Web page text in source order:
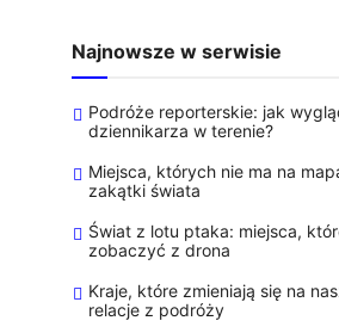
Najnowsze w serwisie
Podróże reporterskie: jak
dziennikarza w terenie?
Miejsca, których nie ma na
zakątki świata
Świat z lotu ptaka: miejsca,
zobaczyć z drona
Kraje, które zmieniają się na
relacje z podróży